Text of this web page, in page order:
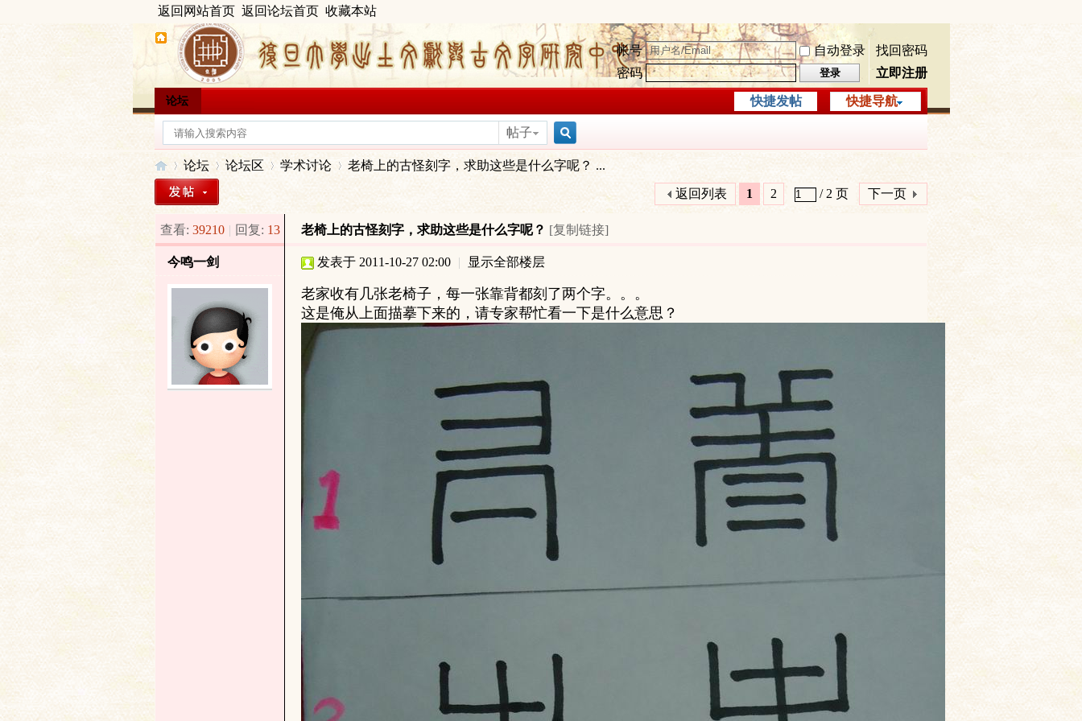
返回网站首页 返回论坛首页 收藏本站
帐号 自动登录
找回密码
密码
登录 立即注册
快捷导航
论坛 快捷发帖
帖子
搜
索
出»
论坛
›
论坛区 学术讨论
›
老椅上的古怪刻字，求助这些是什么字呢？ ...
1 2 / 2 页 下一页
返回列表
查看: 39210 | 回复: 13 老椅上的古怪刻字，求助这些是什么字呢？ [复制链接]
今鸣一剑 发表于 2011-10-27 02:00 | 显示全部楼层
老家收有几张老椅子，每一张靠背都刻了两个字。。。
这是俺从上面描摹下来的，请专家帮忙看一下是什么意思？